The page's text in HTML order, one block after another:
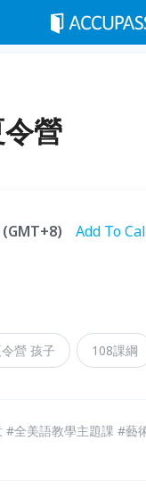
營
Add To
營 孩子 108課綱
全美語教學主題課 #藝